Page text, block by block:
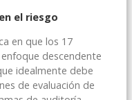
el riesgo
en que los 17
descendente
idealmente debe
de evaluación de